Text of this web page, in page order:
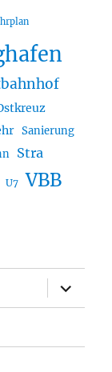
Sanierung
Stra
U7 VBB
öffnen